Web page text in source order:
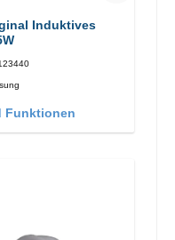
Induktives
Funktionen